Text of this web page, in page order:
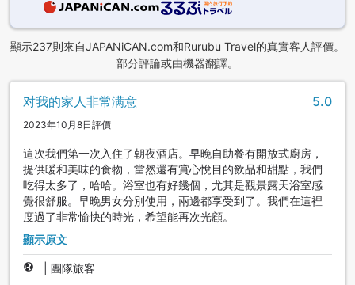
顯示237則來自JAPANiCAN.com和Rurubu Travel的真實客人評價。
部分評論或由機器翻譯。
对我的家人非常满意 5.0
2023年10月8日評價
這次我們第一次入住了朝夜酒店。早晚自助餐有開放式廚房，
提供暖和美味的食物，當然還有賞心悅目的飲品和甜點，我們
吃得太多了，哈哈。浴室也有好幾個，尤其是觀景露天浴室感
覺很舒服。早晚男女分別使用，兩邊都享受到了。我們在這裡
度過了非常愉快的時光，希望能再次光顧。
顯示原文
團隊旅客